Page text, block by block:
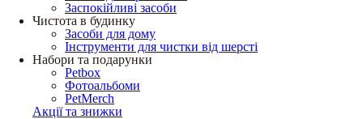
Заспокійливі засоби
Чистота в будинку
Засоби для дому
Інструменти для чистки від шерсті
Набори та подарунки
Petbox
Фотоальбоми
PetMerch
Акції та знижки